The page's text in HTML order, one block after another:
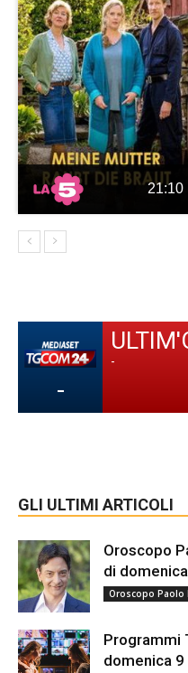
21:10
-
-
GLI ULTIMI ARTICOLI
Oroscopo
di
Oroscopo Paolo
Programmi
domenica